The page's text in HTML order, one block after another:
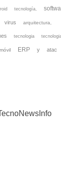
tecnología,
virus arquitectura,
tecnologia
móvil ERP y atac